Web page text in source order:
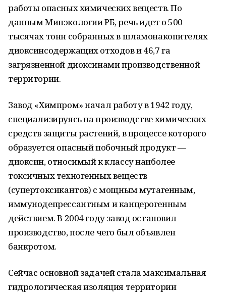
работы опасных химических веществ. По
данным Минэкологии РБ, речь идет о 500
тысячах тонн собранных в шламонакопителях
диоксинсодержащих отходов и 46,7 га
загрязненной диоксинами производственной
территории.
Завод «Химпром» начал работу в 1942 году,
специализируясь на производстве химических
средств защиты растений, в процессе которого
образуется опасный побочный продукт —
диоксин, относимый к классу наиболее
токсичных техногенных веществ
(супертоксикантов) с мощным мутагенным,
иммунодепрессантным и канцерогенным
действием. В 2004 году завод остановил
производство, после чего был объявлен
банкротом.
Сейчас основной задачей стала максимальная
гидрологическая изоляция территории